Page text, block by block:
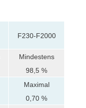
F230-F2000
Mindestens
98,5 %
Maximal
0,70 %